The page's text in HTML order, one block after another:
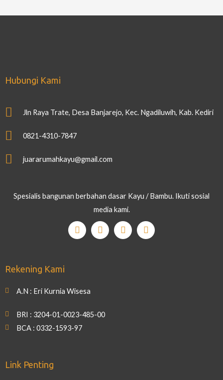
Hubungi Kami
Jln Raya Trate, Desa Banjarejo, Kec. Ngadiluwih, Kab. Kediri
0821-4310-7847
juararumahkayu@gmail.com
Spesialis bangunan berbahan dasar Kayu / Bambu. Ikuti sosial
media kami.
Rekening Kami
A.N : Eri Kurnia Wisesa
BRI : 3204-01-0023-485-00
BCA : 0332-1593-97
Link Penting